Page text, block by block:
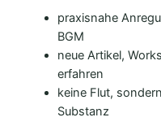
praxisnahe
BGM
neue Artikel,
erfahren
keine Flut,
Substanz